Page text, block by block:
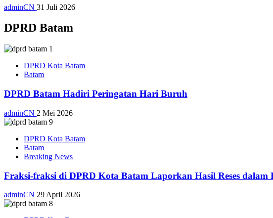
adminCN 31 Juli 2026
DPRD Batam
DPRD Kota Batam
Batam
DPRD Batam Hadiri Peringatan Hari Buruh
adminCN 2 Mei 2026
DPRD Kota Batam
Batam
Breaking News
Fraksi-fraksi di DPRD Kota Batam Laporkan Hasil Reses dalam
adminCN 29 April 2026